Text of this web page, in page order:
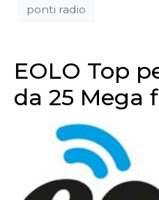
ponti radio
EOLO Top
da 25 Mega